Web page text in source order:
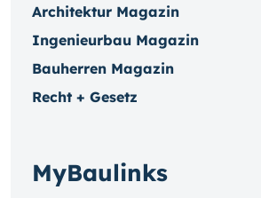
Architektur Magazin
Ingenieurbau Magazin
Bauherren Magazin
Recht + Gesetz
MyBaulinks